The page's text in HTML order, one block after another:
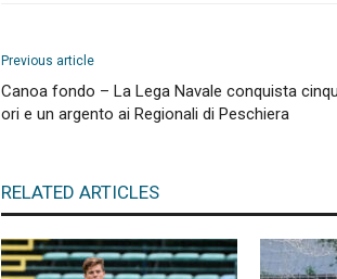
Previous article
Canoa fondo – La Lega Navale conquista
ori e un argento ai Regionali di Peschiera
RELATED ARTICLES